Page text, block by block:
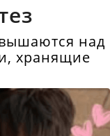
над
хранящие